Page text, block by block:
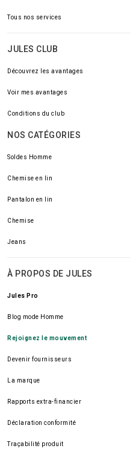
Tous nos services
JULES CLUB
Découvrez les avantages
Voir mes avantages
Conditions du club
NOS CATÉGORIES
Soldes Homme
Chemise en lin
Pantalon en lin
Chemise
Jeans
À PROPOS DE JULES
Jules Pro
Blog mode Homme
Rejoignez le mouvement
Devenir fournisseurs
La marque
Rapports extra-financier
Déclaration conformité
Traçabilité produit